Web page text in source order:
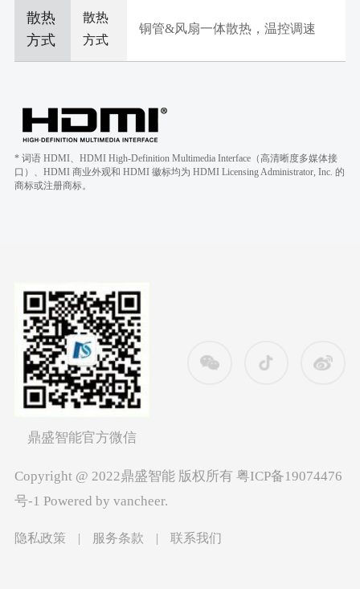
散热
方式
散热
方式
铜管&风扇一体散热，温控调速
* 词语 HDMI、HDMI High-Definition Multimedia Interface（高清晰度多媒体接
口）、HDMI 商业外观和 HDMI 徽标均为 HDMI Licensing Administrator, Inc. 的
商标或注册商标。
鼎盛智能官方微信
Copyright @ 2022鼎盛智能 版权所有 粤ICP备19074476
号-1 Powered by vancheer.
隐私政策 | 服务条款 | 联系我们